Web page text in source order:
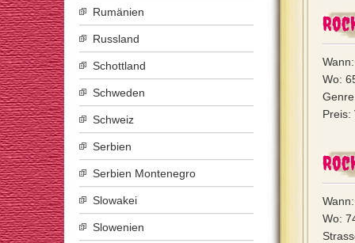
Wo:
Preis:
Wo:
Rumänien
Russland
Schottland
Schweden
Schweiz
Serbien
Serbien Montenegro
Slowakei
Slowenien